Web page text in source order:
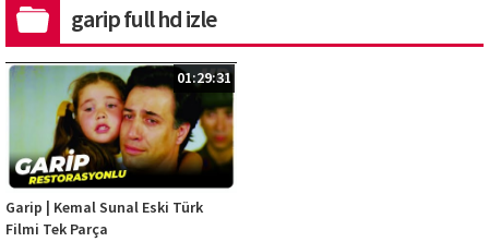
garip full hd izle
01:29:31
Garip | Kemal Sunal Eski Türk
Filmi Tek Parça